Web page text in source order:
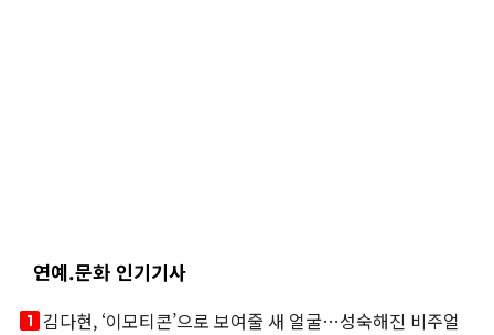
연예.문화 인기기사
looks_one김다현, ‘이모티콘’으로 보여줄 새 얼굴…성숙해진 비주얼